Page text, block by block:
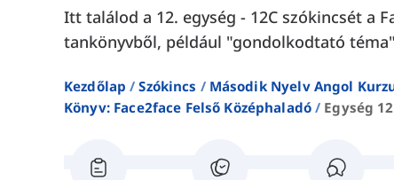
Itt találod a 12. egység - 12C szókincsét a
tankönyvből, például "gondolkodtató
Kezdőlap Szókincs
Második Nyelv Angol
Könyv: Face2face Felső Középhaladó
Egység